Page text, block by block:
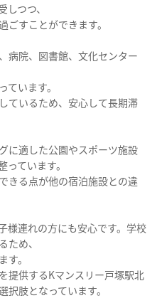
つつ、
すことができます。
病院、図書館、文化センター
います。
ているため、安心して長期滞
に適した公園やスポーツ施設
ています。
きる点が他の宿泊施設との違
様連れの方にも安心です。学校
め、
。
提供するKマンスリー戸塚駅北
肢となっています。